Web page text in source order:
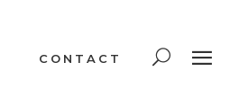
CONTACT